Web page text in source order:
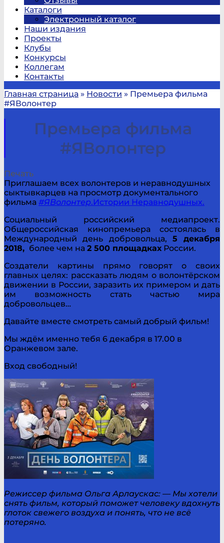
Каталоги
Электронный каталог
Наши издания
Проекты
Клубы
Конкурсы
Коллегам
Контакты
Главная страница » Новости » Премьера фильма
#ЯВолонтер
Премьера фильма
#ЯВолонтер
Печать
Приглашаем всех волонтеров и неравнодушных
сыктывкарцев на просмотр документального
фильма #ЯВолонтер.Истории Неравнодушных.
Социальный российский медиапроект.
Общероссийская кинопремьера состоялась в
Международный день добровольца, 5 декабря
2018, более чем на 2 500 площадкахРоссии.
Создатели картины прямо говорят о своих
главных целях: рассказать людям о волонтёрском
движении в России, заразить их примером и дать
им возможность стать частью мира
добровольцев…
Давайте вместе смотреть самый добрый фильм!
Мы ждём именно тебя 6 декабря в 17.00 в
Оранжевом зале.
Вход свободный!
Режиссер фильма Ольга Арлаускас: — Мы хотели
снять фильм, который поможет человеку вдохнуть
глоток свежего воздуха и понять, что не всё
потеряно.